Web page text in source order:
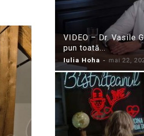
VIDEO – Dr. Vasile
pun toată...
Iulia Hoha - mai 22,